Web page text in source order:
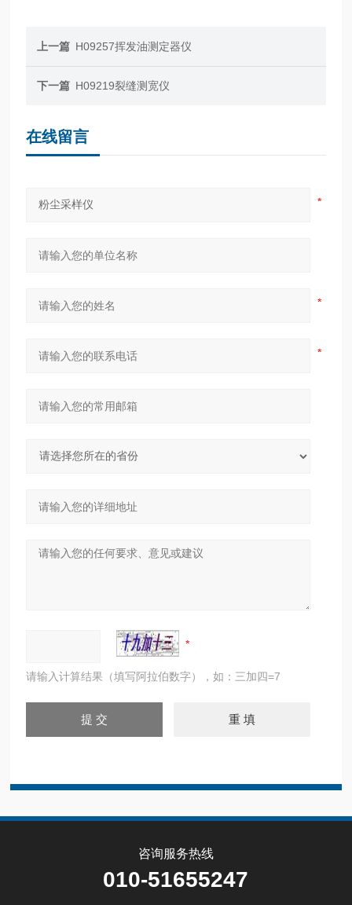
上一篇 H09257挥发油测定器仪
下一篇 H09219裂缝测宽仪
在线留言
请输入计算结果（填写阿拉伯数字），如：三加四=7
咨询服务热线
010-51655247